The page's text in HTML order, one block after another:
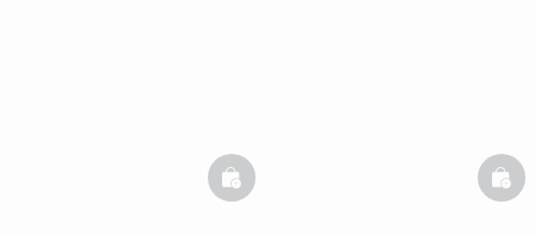
basketfull